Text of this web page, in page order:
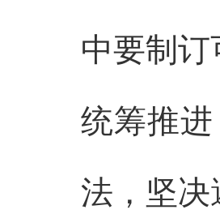
中要制
统筹推
法，坚